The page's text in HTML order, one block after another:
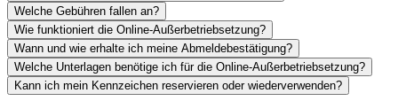
Welche Gebühren fallen an?
Wie funktioniert die Online-Außerbetriebsetzung?
Wann und wie erhalte ich meine Abmeldebestätigung?
Welche Unterlagen benötige ich für die Online-Außerbetriebsetzung?
Kann ich mein Kennzeichen reservieren oder wiederverwenden?